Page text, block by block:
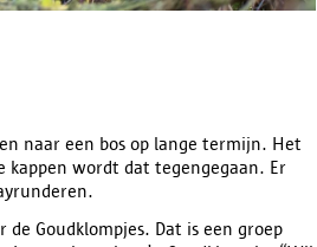
naar een bos op lange termijn. Het
kappen wordt dat tegengegaan. Er
Goudklompjes. Dat is een groep